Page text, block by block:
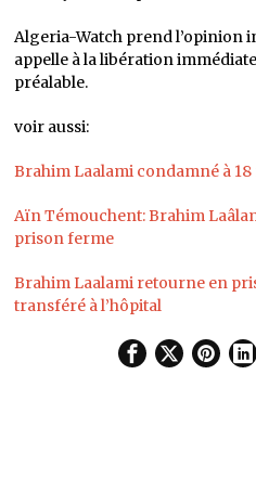
Algeria-Watch prend l’opinion
appelle à la libération
préalable.
voir aussi:
Brahim Laalami condamné à
Aïn Témouchent: Brahim
prison ferme
Brahim Laalami retourne en
transféré à l’hôpital